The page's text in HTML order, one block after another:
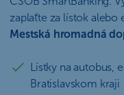
zaplaťte za lístok alebo
Mestská hromadná
Lístky na autobus,
Bratislavskom kraji